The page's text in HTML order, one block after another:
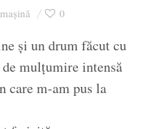
mașină 0
și un drum făcut cu
mulțumire intensă
care m-am pus la